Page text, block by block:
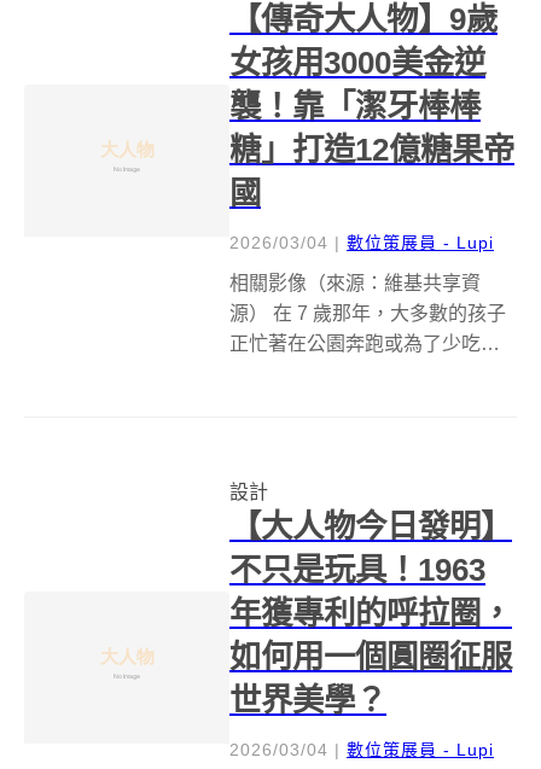
【傳奇大人物】9歲
女孩用3000美金逆
襲！靠「潔牙棒棒
糖」打造12億糖果帝
國
2026/03/04 | 數位策展員 - Lupi
相關影像（來源：維基共享資
源） 在 7 歲那年，大多數的孩子
正忙著在公園奔跑或為了少吃一
棒糖？」這個念頭源於一次與父...
設計
【大人物今日發明】
不只是玩具！1963
年獲專利的呼拉圈，
如何用一個圓圈征服
世界美學？
2026/03/04 | 數位策展員 - Lupi